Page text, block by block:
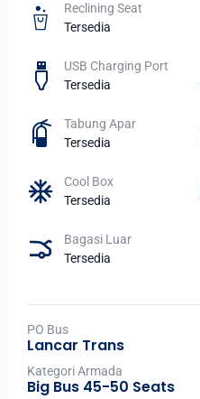
Reclining Seat
Tersedia
USB Charging Port
Tersedia
Tabung Apar
Tersedia
Cool Box
Tersedia
Bagasi Luar
Tersedia
PO Bus
Lancar Trans
Kategori Armada
Big Bus 45-50 Seats